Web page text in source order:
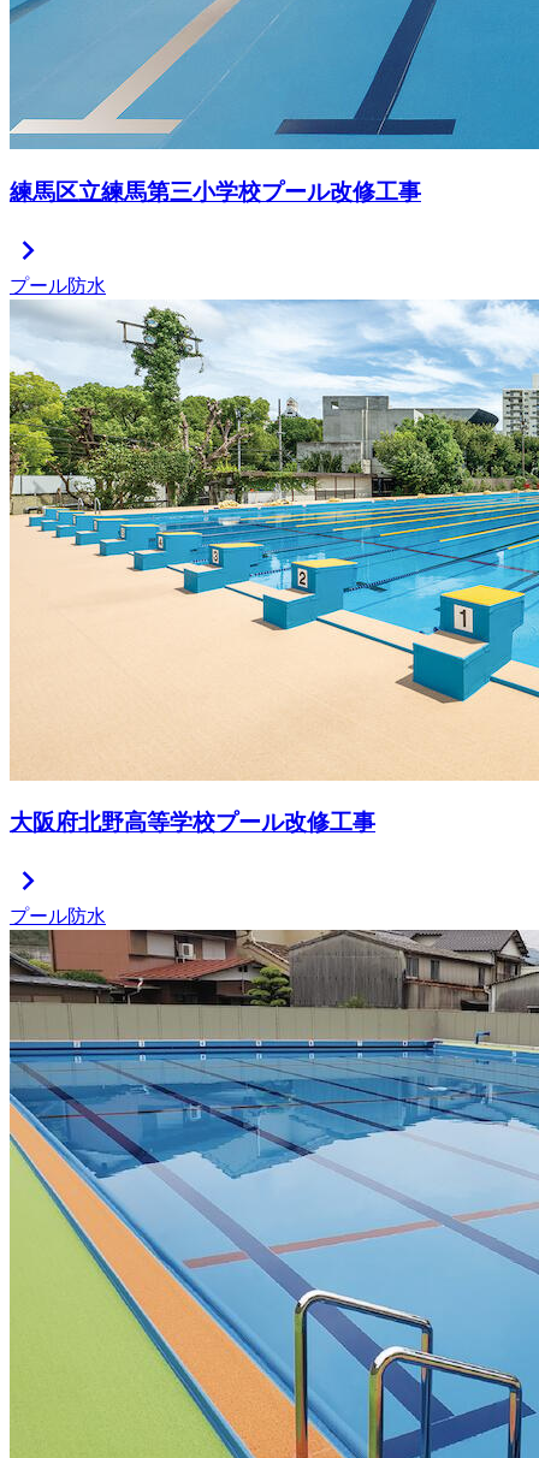
練馬区立練馬第三小学校プール改修工事
chevron_right
プール防水
大阪府北野高等学校プール改修工事
chevron_right
プール防水